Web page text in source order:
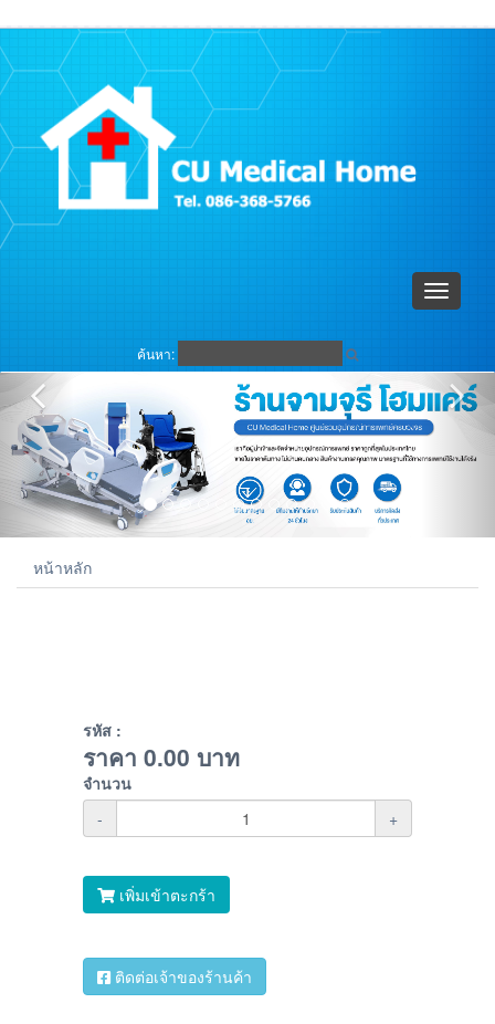
Toggle
ค้นหา:
หน้าหลัก
รหัส :
ราคา 0.00 บาท
จำนวน
-
+
เพิ่มเข้าตะกร้า
ติดต่อเจ้าของร้านค้า